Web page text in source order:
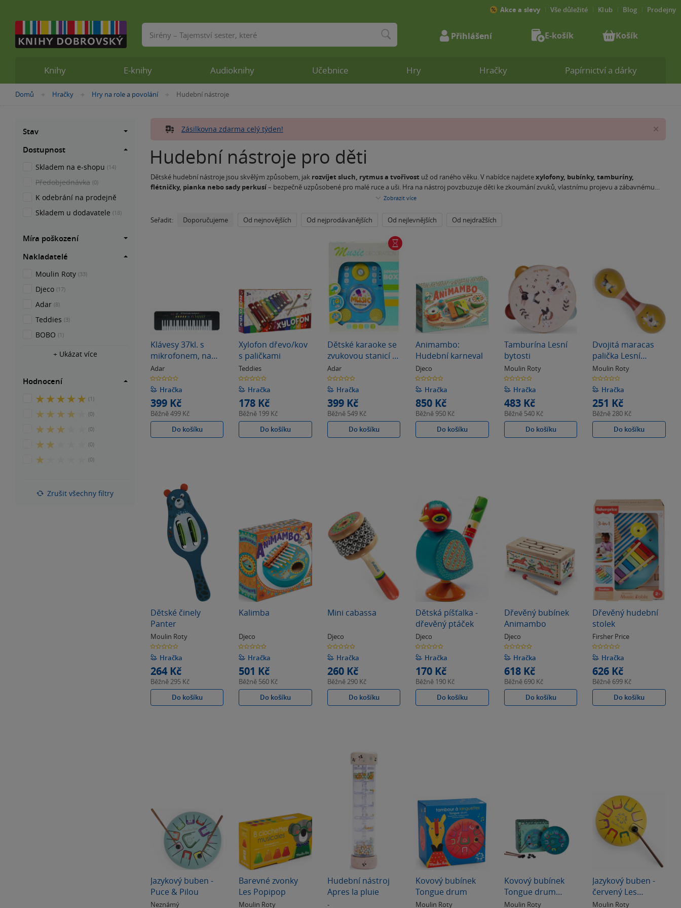
Nacházíte
Domů »Hračky »Hry na role a povolání »Hudební nástroje
Zásilkovna zdarma celý týden!
Hudební nástroje pro děti
Dětské hudební nástroje jsou skvělým způsobem, jak rozvíjet sluch, rytmus a tvořivost už od raného věku. V nabídce najdetexylofony, bubínky, tamburíny,
flétničky, pianka nebo sady perkusí– bezpečně uzpůsobené pro malé ruce a uši. Hra na nástroj povzbuzuje děti ke zkoumání zvuků, vlastnímu projevu a zábavnému
rozvoj mozku, koordinace, koncentrace i emoční inteligence
Zobrazitvíce
Seřadit: Doporučujeme Od nejnovějších Od nejprodávanějších Od nejlevnějších Od nejdražších
Klávesy 37kl. s
mikrofonem, na
baterie;
48x13,5x4cm, Box
Adar
0.0
z
5
hvězdiček
Hračka
399 Kč
Běžně499 Kč
Do košíku
Xylofon dřevo/kov
s paličkami
Teddies
0.0
z
5
hvězdiček
Hračka
178 Kč
Běžně 199 Kč
Do košíku
Dětské karaoke se
zvukovou stanicí a
mikrofonem
Adar
0.0
z
5
hvězdiček
Hračka
399 Kč
Běžně 549 Kč
Do košíku
Animambo:
Hudební karneval
Djeco
0.0
z
5
hvězdiček
Hračka
850 Kč
Běžně 950 Kč
Do košíku
Tamburína Lesní
bytosti
Moulin Roty
0.0
z
5
hvězdiček
Hračka
483 Kč
Běžně 540 Kč
Do košíku
Dvojitá maracas
palička Lesní
bytosti Ochre
Moulin Roty
0.0
z
5
hvězdiček
Hračka
251 Kč
Běžně 280 Kč
Do košíku
Dětské činely
Panter
Moulin Roty
0.0
z
5
hvězdiček
Hračka
264 Kč
Běžně 295 Kč
Do košíku
Kalimba
Djeco
0.0
z
5
hvězdiček
Hračka
501 Kč
Běžně 560 Kč
Do košíku
Mini cabassa
Djeco
0.0
z
5
hvězdiček
Hračka
260 Kč
Běžně 290 Kč
Do košíku
Dětská píšťalka -
dřevěný ptáček
Djeco
0.0
z
5
hvězdiček
Hračka
170 Kč
Běžně 190 Kč
Do košíku
Dřevěný bubínek
Animambo
Djeco
0.0
z
5
hvězdiček
Hračka
618 Kč
Běžně 690 Kč
Do košíku
Dřevěný hudební
stolek
Firsher Price
0.0
z
5
hvězdiček
Hračka
626 Kč
Běžně 699 Kč
Do košíku
Jazykový buben -
Puce & Pilou
Neznámý
Barevné zvonky
Les Popipop
Moulin Roty
Hudební nástroj
Apres la pluie
-
Kovový bubínek
Tongue drum
Moulin Roty
Kovový bubínek
Tongue drum
Dans la Jungle
Moulin Roty
Jazykový buben -
červený Les
Popipop
Moulin Roty
Stav
Dostupnost
Skladem na e-shopu (14)
Předobjednávka (0)
K odebrání na prodejně
Skladem u dodavatele (18)
Míra poškození
Nakladatelé
Moulin Roty (33)
Djeco (17)
Adar (8)
Teddies (3)
BOBO (1)
+ Ukázat více
Hodnocení
5
5
hvězdiček
(1)
4
5
hvězdiček
(0)
3
5
hvězdiček
(0)
2
5
(0)
1
(0)
Zrušit všechny filtry
Knihy E-knihy Audioknihy Učebnice Hry Hračky Papírnictví a dárky
Akce a slevy Vše důležité Klub Blog Prodejny
Vyhledávání Přihlášení E-košík Košík